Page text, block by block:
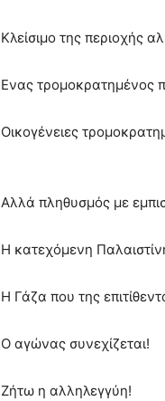
Κλείσιμο της περιοχής
Ενας τρομοκρατημένος
Οικογένειες
Αλλά πληθυσμός με
Η κατεχόμενη
Η Γάζα που της
Ο αγώνας συνεχίζεται!
Ζήτω η αλληλεγγύη!